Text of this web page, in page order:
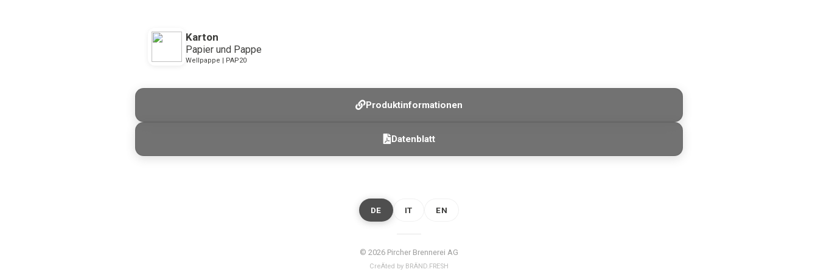
Karton
Papier und Pappe
Wellpappe | PAP20
Produktinformationen
Datenblatt
DE IT EN
© 2026 Pircher Brennerei AG
CreÄted by BRÄND.FRESH